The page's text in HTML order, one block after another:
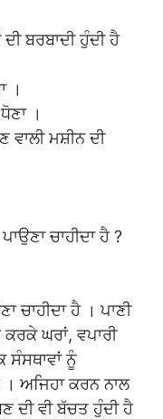
ਬਰਬਾਦੀ ਹੁੰਦੀ ਹੈ
।
।
ਮਸ਼ੀਨ ਦੀ
ਚਾਹੀਦਾ ਹੈ ?
ਚਾਹੀਦਾ ਹੈ । ਪਾਣੀ
ਘਰਾਂ, ਵਪਾਰੀ
ਸੰਸਥਾਵਾਂ ਨੂੰ
ਅਜਿਹਾ ਕਰਨ ਨਾਲ
ਦੀ ਵੀ ਬੱਚਤ ਹੁੰਦੀ ਹੈ